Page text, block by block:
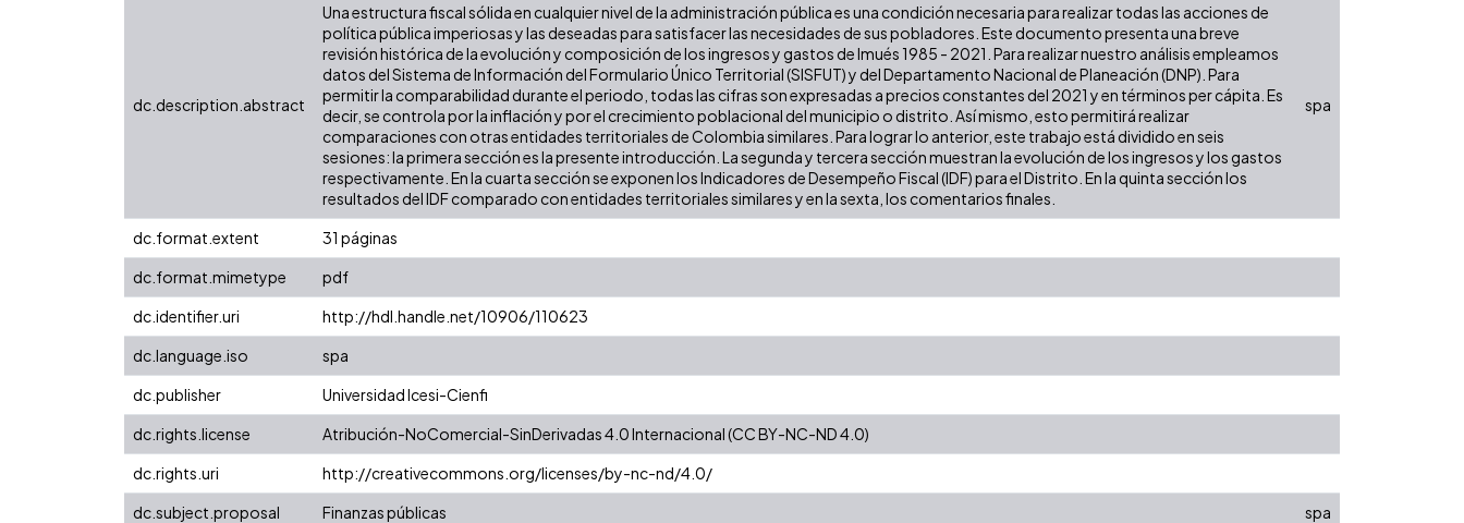
dc.description.abstract
Una estructura fiscal sólida en cualquier nivel de la administración pública es una condición necesaria para realizar todas las acciones de
política pública imperiosas y las deseadas para satisfacer las necesidades de sus pobladores. Este documento presenta una breve
revisión histórica de la evolución y composición de los ingresos y gastos de Imués 1985 - 2021. Para realizar nuestro análisis empleamos
datos del Sistema de Información del Formulario Único Territorial (SISFUT) y del Departamento Nacional de Planeación (DNP). Para
permitir la comparabilidad durante el periodo, todas las cifras son expresadas a precios constantes del 2021 y en términos per cápita. Es
decir, se controla por la inflación y por el crecimiento poblacional del municipio o distrito. Así mismo, esto permitirá realizar
comparaciones con otras entidades territoriales de Colombia similares. Para lograr lo anterior, este trabajo está dividido en seis
sesiones: la primera sección es la presente introducción. La segunda y tercera sección muestran la evolución de los ingresos y los gastos
respectivamente. En la cuarta sección se exponen los Indicadores de Desempeño Fiscal (IDF) para el Distrito. En la quinta sección los
resultados del IDF comparado con entidades territoriales similares y en la sexta, los comentarios finales.
spa
dc.format.extent
31 páginas
dc.format.mimetype
pdf
dc.identifier.uri
http://hdl.handle.net/10906/110623
dc.language.iso
spa
dc.publisher
Universidad Icesi-Cienfi
dc.rights.license
Atribución-NoComercial-SinDerivadas 4.0 Internacional (CC BY-NC-ND 4.0)
dc.rights.uri
http://creativecommons.org/licenses/by-nc-nd/4.0/
dc.subject.proposal
Finanzas públicas
spa